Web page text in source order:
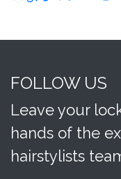
FOLLOW US
Leave your
hands of the
hairstylists